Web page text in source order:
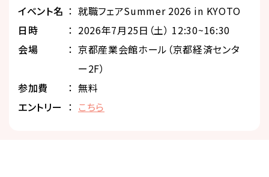
イベント名
就職フェアSummer 2026 in KYOTO
⽇時
2026年7月25日（土） 12:30~16:30
会場
京都産業会館ホール（京都経済センタ
ー2F）
参加費
無料
エントリー
こちら